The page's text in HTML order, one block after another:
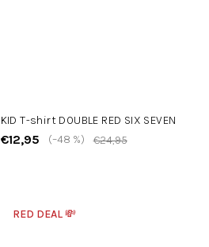
KID T-shirt DOUBLE RED SIX SEVEN
€12,95 €24,95
(–48 %)
RED DEAL 💸